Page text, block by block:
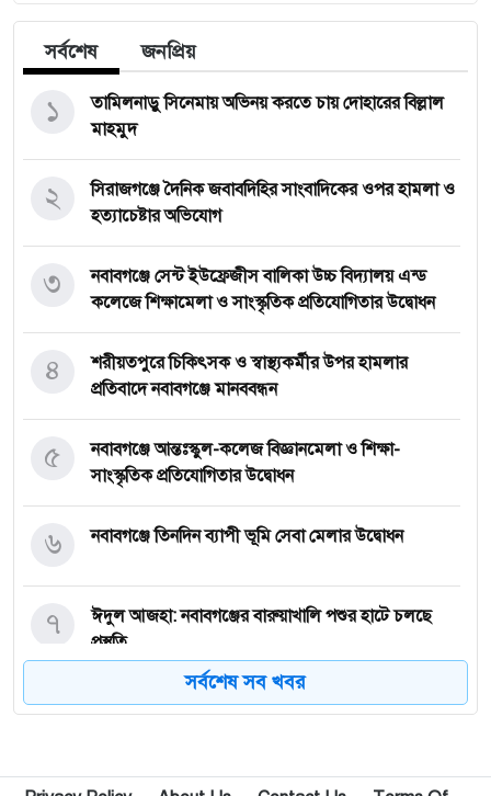
সর্বশেষ জনপ্রিয়
তামিলনাড়ু সিনেমায় অভিনয় করতে চায় দোহারের বিল্লাল
মাহমুদ
১
সিরাজগঞ্জে দৈনিক জবাবদিহির সাংবাদিকের ওপর হামলা ও
হত্যাচেষ্টার অভিযোগ
২
নবাবগঞ্জে সেন্ট ইউফ্রেজীস বালিকা উচ্চ বিদ্যালয় এন্ড
কলেজে শিক্ষামেলা ও সাংস্কৃতিক প্রতিযোগিতার উদ্বোধন
৩
শরীয়তপুরে চিকিৎসক ও স্বাস্থ্যকর্মীর উপর হামলার
প্রতিবাদে নবাবগঞ্জে মানববন্ধন
৪
নবাবগঞ্জে আন্তঃস্কুল-কলেজ বিজ্ঞানমেলা ও শিক্ষা-
সাংস্কৃতিক প্রতিযোগিতার উদ্বোধন
৫
নবাবগঞ্জে তিনদিন ব্যাপী ভূমি সেবা মেলার উদ্বোধন
৬
ঈদুল আজহা: নবাবগঞ্জের বারুয়াখালি পশুর হাটে চলছে
প্রস্তুতি
৭
নবাবগঞ্জে পরিস্কার পরিচ্ছন্নতা অভিযানে এমপি
৮
পপুলার লাইফ ইন্স্যুরেন্স পিএলসির নবাবগঞ্জ অঞ্চলে বার্ষিক
সর্বশেষ সব খবর